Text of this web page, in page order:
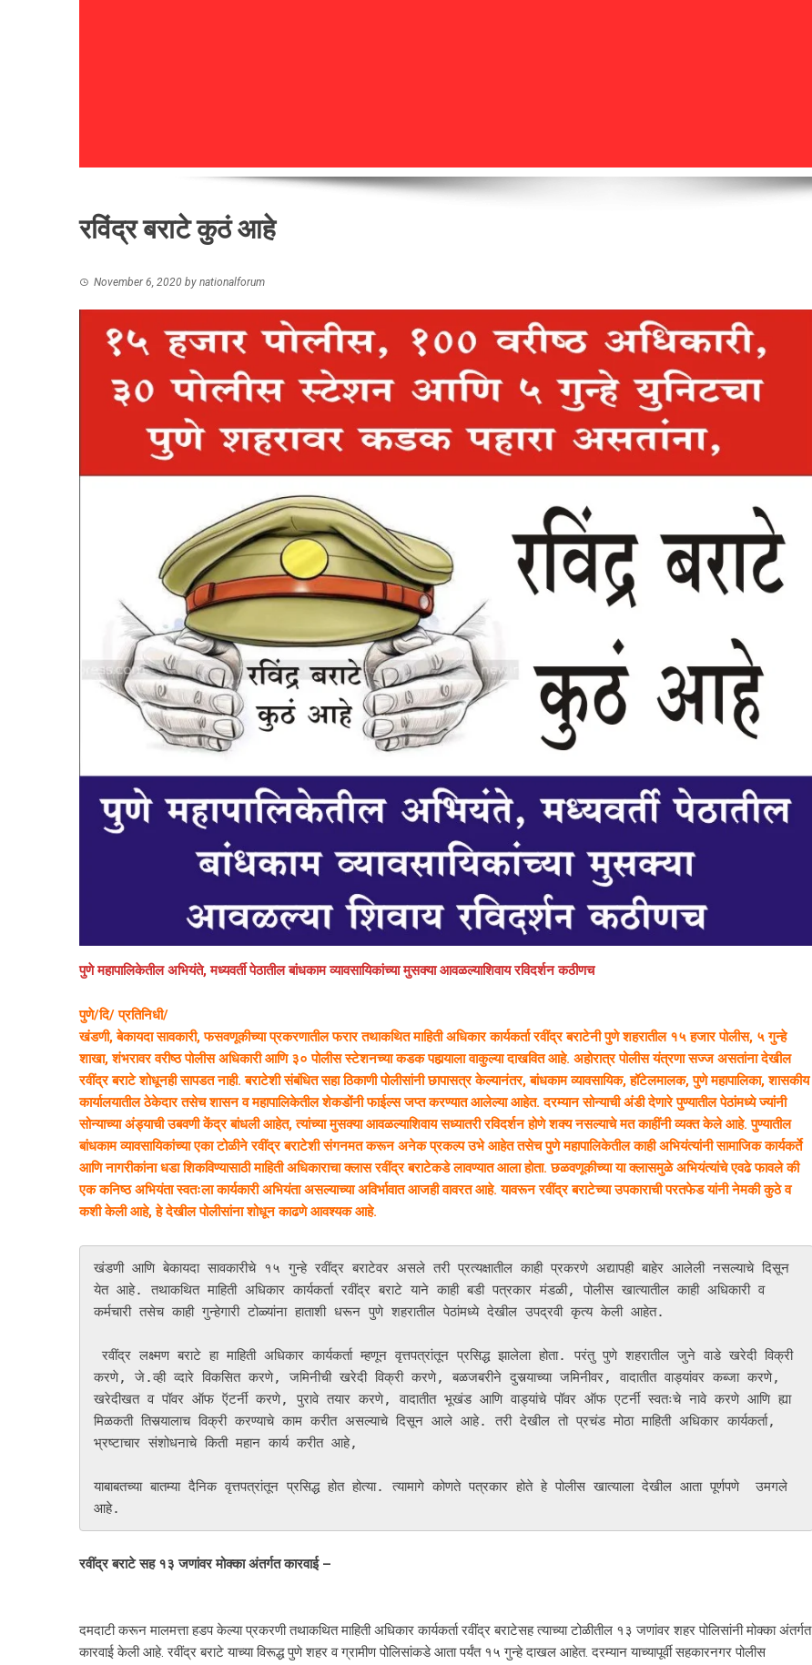
रविंद्र बराटे कुठं आहे
November 6, 2020 by nationalforum
पुणे महापालिकेतील अभियंते, मध्यवर्ती पेठातील बांधकाम व्यावसायिकांच्या मुसक्या आवळल्याशिवाय रविदर्शन कठीणच
पुणे/दि/ प्रतिनिधी/
खंडणी, बेकायदा सावकारी, फसवणूकीच्या प्रकरणातील फरार तथाकथित माहिती अधिकार कार्यकर्ता रवींद्र बराटेनी पुणे शहरातील १५ हजार पोलीस, ५ गुन्हे
शाखा, शंभरावर वरीष्ठ पोलीस अधिकारी आणि ३० पोलीस स्टेशनच्या कडक पहार्‍याला वाकुल्या दाखवित आहे. अहोरात्र पोलीस यंत्रणा सज्ज असतांना देखील
रवींद्र बराटे शोधूनही सापडत नाही. बराटेशी संबंधित सहा ठिकाणी पोलीसांनी छापासत्र केल्यानंतर, बांधकाम व्यावसायिक, हॉटेलमालक, पुणे महापालिका, शासकीय
कार्यालयातील ठेकेदार तसेच शासन व महापालिकेतील शेकडोंनी फाईल्स जप्त करण्यात आलेल्या आहेत. दरम्यान सोन्याची अंडी देणारे पुण्यातील पेठांमध्ये ज्यांनी
सोन्याच्या अंड्याची उबवणी केंद्र बांधली आहेत, त्यांच्या मुसक्या आवळल्याशिवाय सध्यातरी रविदर्शन होणे शक्य नसल्याचे मत काहींनी व्यक्त केले आहे. पुण्यातील
बांधकाम व्यावसायिकांच्या एका टोळीने रवींद्र बराटेशी संगनमत करून अनेक प्रकल्प उभे आहेत तसेच पुणे महापालिकेतील काही अभियंत्यांनी सामाजिक कार्यकर्ते
आणि नागरीकांना धडा शिकविण्यासाठी माहिती अधिकाराचा क्लास रवींद्र बराटेकडे लावण्यात आला होता. छळवणूकीच्या या क्लासमुळे अभियंत्यांचे एवढे फावले की
एक कनिष्ठ अभियंता स्वतःला कार्यकारी अभियंता असल्याच्या अविर्भावात आजही वावरत आहे. यावरून रवींद्र बराटेच्या उपकाराची परतफेड यांनी नेमकी कुठे व
कशी केली आहे, हे देखील पोलीसांना शोधून काढणे आवश्यक आहे.
खंडणी आणि बेकायदा सावकारीचे १५ गुन्हे रवींद्र बराटेवर असले तरी प्रत्यक्षातील काही प्रकरणे अद्यापही बाहेर आलेली नसल्याचे दिसून
येत आहे. तथाकथित माहिती अधिकार कार्यकर्ता रवींद्र बराटे याने काही बडी पत्रकार मंडळी, पोलीस खात्यातील काही अधिकारी व
कर्मचारी तसेच काही गुन्हेगारी टोळ्यांना हाताशी धरून पुणे शहरातील पेठांमध्ये देखील उपद्रवी कृत्य केली आहेत.
रवींद्र लक्ष्मण बराटे हा माहिती अधिकार कार्यकर्ता म्हणून वृत्तपत्रांतून प्रसिद्ध झालेला होता. परंतु पुणे शहरातील जुने वाडे खरेदी विक्री
करणे, जे.व्ही व्दारे विकसित करणे, जमिनीची खरेदी विक्री करणे, बळजबरीने दुसर्‍याच्या जमिनीवर, वादातीत वाड्यांवर कब्जा करणे,
खरेदीखत व पॉवर ऑफ ऍटर्नी करणे, पुरावे तयार करणे, वादातीत भूखंड आणि वाड्यांचे पॉवर ऑफ एटर्नी स्वतःचे नावे करणे आणि ह्या
मिळकती तिसर्‍यालाच विक्री करण्याचे काम करीत असल्याचे दिसून आले आहे. तरी देखील तो प्रचंड मोठा माहिती अधिकार कार्यकर्ता,
भ्रष्टाचार संशोधनाचे किती महान कार्य करीत आहे,
याबाबतच्या बातम्या दैनिक वृत्तपत्रांतून प्रसिद्ध होत होत्या. त्यामागे कोणते पत्रकार होते हे पोलीस खात्याला देखील आता पूर्णपणे  उमगले
आहे.
रवींद्र बराटे सह १३ जणांवर मोक्का अंतर्गत कारवाई –
दमदाटी करून मालमत्ता हडप केल्या प्रकरणी तथाकथित माहिती अधिकार कार्यकर्ता रवींद्र बराटेसह त्याच्या टोळीतील १३ जणांवर शहर पोलिसांनी मोक्का अंतर्गत
कारवाई केली आहे. रवींद्र बराटे याच्या विरूद्ध पुणे शहर व ग्रामीण पोलिसांकडे आता पर्यंत १५ गुन्हे दाखल आहेत. दरम्यान याच्यापूर्वी सहकारनगर पोलीस